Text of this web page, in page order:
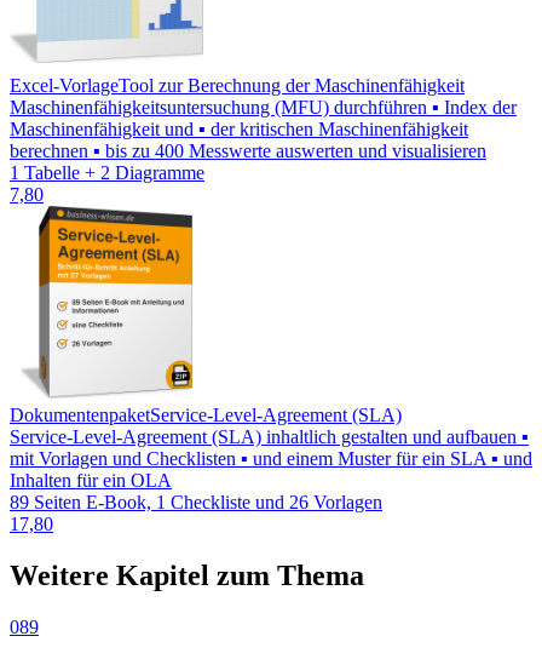
Excel-VorlageTool zur Berechnung der Maschinenfähigkeit
Maschinenfähigkeitsuntersuchung (MFU) durchführen ▪ Index der
Maschinenfähigkeit und ▪ der kritischen Maschinenfähigkeit
berechnen ▪ bis zu 400 Messwerte auswerten und visualisieren
1 Tabelle + 2 Diagramme
7,80
DokumentenpaketService-Level-Agreement (SLA)
Service-Level-Agreement (SLA) inhaltlich gestalten und aufbauen ▪
mit Vorlagen und Checklisten ▪ und einem Muster für ein SLA ▪ und
Inhalten für ein OLA
89 Seiten E-Book, 1 Checkliste und 26 Vorlagen
17,80
Weitere Kapitel zum Thema
089